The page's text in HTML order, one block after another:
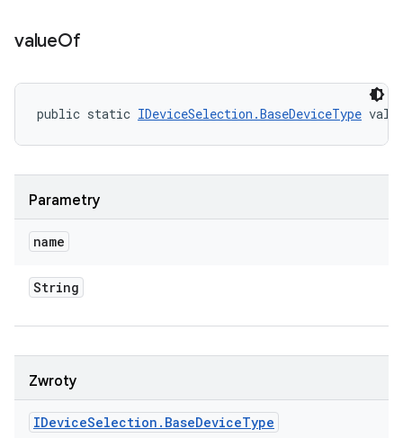
valueOf
public static IDeviceSelection.BaseDeviceType
Parametry
name
String
Zwroty
IDeviceSelection . BaseDeviceType